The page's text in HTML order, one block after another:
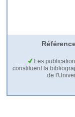
Les
constituent la
de